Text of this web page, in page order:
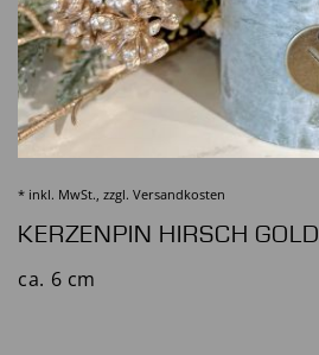
* inkl. MwSt., zzgl. Versandkosten
KERZENPIN HIRSCH GOLD
ca. 6 cm